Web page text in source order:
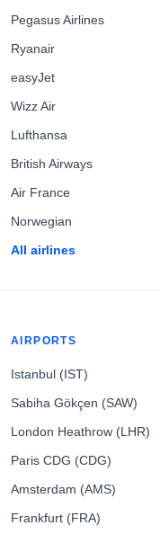
Pegasus Airlines
Ryanair
easyJet
Wizz Air
Lufthansa
British Airways
Air France
Norwegian
All airlines
AIRPORTS
Istanbul (IST)
Sabiha Gökçen (SAW)
London Heathrow (LHR)
Paris CDG (CDG)
Amsterdam (AMS)
Frankfurt (FRA)